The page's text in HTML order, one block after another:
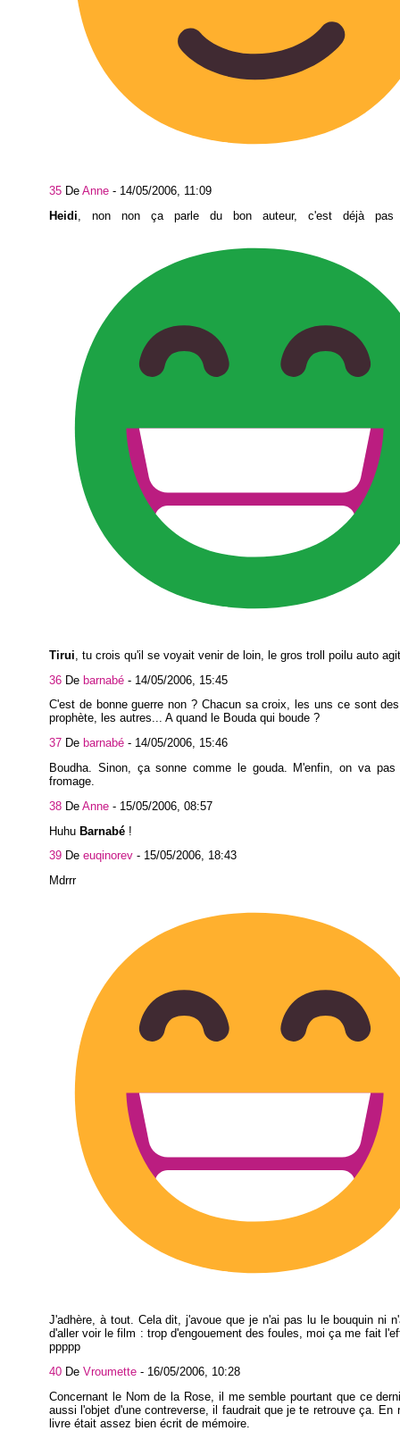
35 De Anne - 14/05/2006, 11:09
Heidi , non non ça parle du bon auteur, c'est déjà
Tirui , tu crois qu'il se voyait venir de loin, le gros troll poilu auto
36 De barnabé - 14/05/2006, 15:45
C'est de bonne guerre non ? Chacun sa croix, les uns ce sont
prophète, les autres... A quand le Bouda qui boude ?
37 De barnabé - 14/05/2006, 15:46
Boudha. Sinon, ça sonne comme le gouda. M'enfin, on va
fromage.
38 De Anne - 15/05/2006, 08:57
Huhu Barnabé !
39 De euqinorev - 15/05/2006, 18:43
Mdrrr
J'adhère, à tout. Cela dit, j'avoue que je n'ai pas lu le bouquin ni
d'aller voir le film : trop d'engouement des foules, moi ça me fait
ppppp
40 De Vroumette - 16/05/2006, 10:28
Concernant le Nom de la Rose, il me semble pourtant que ce
aussi l'objet d'une contreverse, il faudrait que je te retrouve ça. En
livre était assez bien écrit de mémoire.